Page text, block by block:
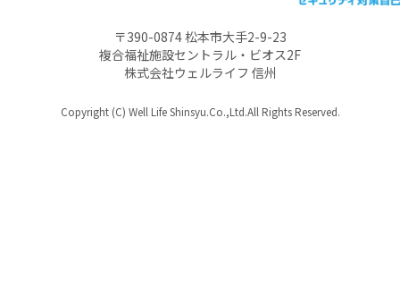
〒390-0874 松本市大手2-9-23
複合福祉施設セントラル・ビオス2F
株式会社ウェルライフ 信州
Copyright (C) Well Life Shinsyu.Co.,Ltd.All Rights Reserved.